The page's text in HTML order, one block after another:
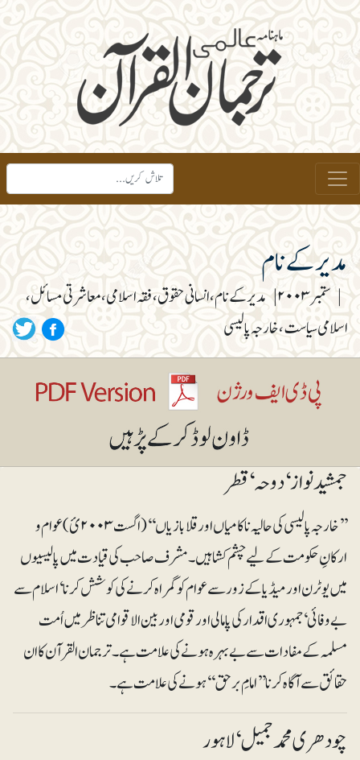
مدیر کے نام
ستمبر ۲۰۰۳ | مدیر کے نام، انسانی حقوق، فقہ اسلامی، معاشرتی مسائل،
اسلامی سیاست، خارجہ پالیسی
جمشید نواز ‘ دوحہ‘ قطر
’’خارجہ پالیسی کی حالیہ ناکامیاں اور قلابازیاں‘‘ (اگست ۲۰۰۳ئ) عوام و
ارکانِ حکومت کے لیے چشم کشا ہیں۔ مشرف صاحب کی قیادت میں پالیسیوں
میں یوٹرن اور میڈیا کے زور سے عوام کوگمراہ کرنے کی کوشش کرنا‘ اسلام سے
بے وفائی‘ جمہوری اقدار کی پامالی اور قومی اور بین الاقوامی تناظر میں اُمت
مسلمہ کے مفادات سے بے بہرہ ہونے کی علامت ہے۔ ترجمان القرآن کا ان
حقائق سے آگاہ کرنا ’’امامِ برحق‘‘ ہونے کی علامت ہے۔
چودھری محمد جمیل ‘ لاہور